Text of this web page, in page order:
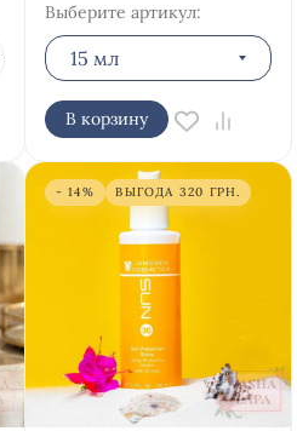
Выберите артикул:
15 мл
В корзину
- 14% ВЫГОДА 320 ГРН.